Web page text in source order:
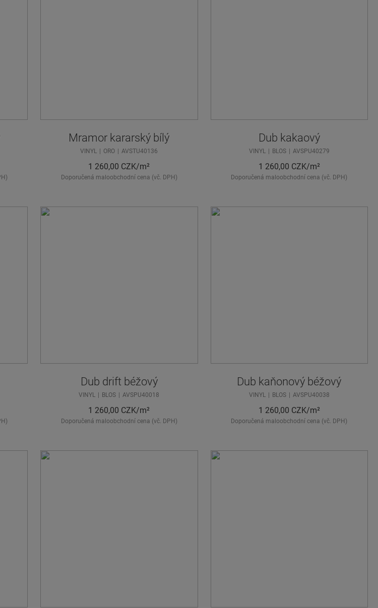
Mramor kararský bílý
VINYL ORO AVSTU40136
1 260,00 CZK/m²
Doporučená maloobchodní cena (vč. DPH)
Dub kakaový
VINYL BLOS AVSPU40279
1 260,00 CZK/m²
Doporučená maloobchodní cena (vč. DPH)
Dub drift béžový
VINYL BLOS AVSPU40018
1 260,00 CZK/m²
Doporučená maloobchodní cena (vč. DPH)
Dub kaňonový béžový
VINYL BLOS AVSPU40038
1 260,00 CZK/m²
Doporučená maloobchodní cena (vč. DPH)